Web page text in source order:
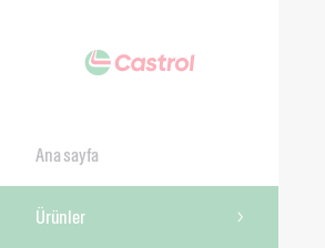
Ana sayfa
Ürünler